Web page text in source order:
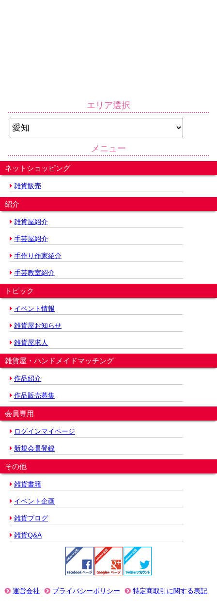
エリア選択
メニュー
ネットショッピング
雑貨販売
紹介
雑貨屋紹介
手芸屋紹介
手作り作家紹介
手芸教室紹介
トピック
イベント情報
雑貨屋お知らせ
雑貨屋求人
雑貨屋・ハンドメイドマッチング
作品紹介
作品販売募集
会員専用
ログインマイページ
新規会員登録
その他
雑貨書籍
イベント企画
雑貨ブログ
雑貨Q&A
運営会社 プライバシーポリシー
特定商取引に関する表記